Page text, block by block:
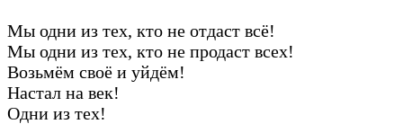
Мы одни из тех, кто не отдаст всё!
Мы одни из тех, кто не продаст всех!
Возьмём своё и уйдём!
Настал на век!
Одни из тех!